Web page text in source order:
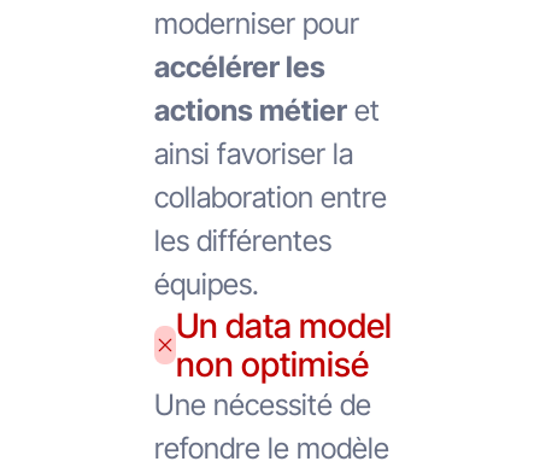
moderniser pour
accélérer les
actions métier et
ainsi favoriser la
collaboration entre
les différentes
équipes.
Un data model
non optimisé
Une nécessité de
refondre le modèle